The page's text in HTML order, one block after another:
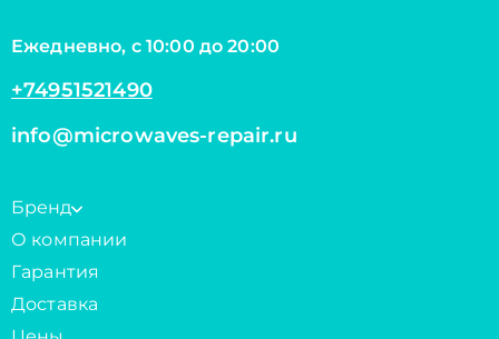
Ежедневно, с 10:00 до 20:00
+74951521490
info@microwaves-repair.ru
Бренд
О компании
Гарантия
Доставка